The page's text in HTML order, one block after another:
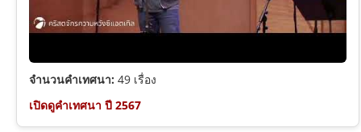
โยนาห์
1 ยอห์น
จำนวนคำเทศนา: 49 เรื่อง
เปิดดูคำเทศนา ปี 2567